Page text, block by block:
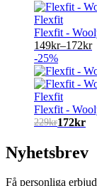
Flexfit
Flexfit -
149kr–172kr
-25%
Flexfit
Flexfit -
229kr172kr
Nyhetsbrev
Få personliga